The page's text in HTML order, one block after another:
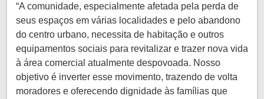
“A comunidade, especialmente afetada pela perda de
seus espaços em várias localidades e pelo abandono
do centro urbano, necessita de habitação e outros
equipamentos sociais para revitalizar e trazer nova vida
à área comercial atualmente despovoada. Nosso
objetivo é inverter esse movimento, trazendo de volta
moradores e oferecendo dignidade às famílias que